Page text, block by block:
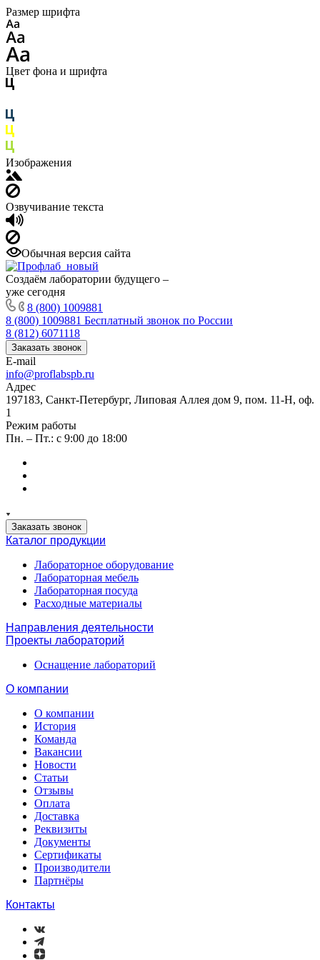
Размер шрифта
Цвет фона и шрифта
Изображения
Озвучивание текста
Обычная версия сайта
Создаём лаборатории будущего –
уже сегодня
8 (800) 1009881
8 (800) 1009881 Бесплатный звонок по России
8 (812) 6071118
Заказать звонок
E-mail
info@proflabspb.ru
Адрес
197183, Санкт-Петербург, Липовая Аллея дом 9, пом. 11-Н, оф.
1
Режим работы
Пн. – Пт.: с 9:00 до 18:00
Заказать звонок
Каталог продукции
Лабораторное оборудование
Лабораторная мебель
Лабораторная посуда
Расходные материалы
Направления деятельности
Проекты лабораторий
Оснащение лабораторий
О компании
О компании
История
Команда
Вакансии
Новости
Статьи
Отзывы
Оплата
Доставка
Реквизиты
Документы
Сертификаты
Производители
Партнёры
Контакты